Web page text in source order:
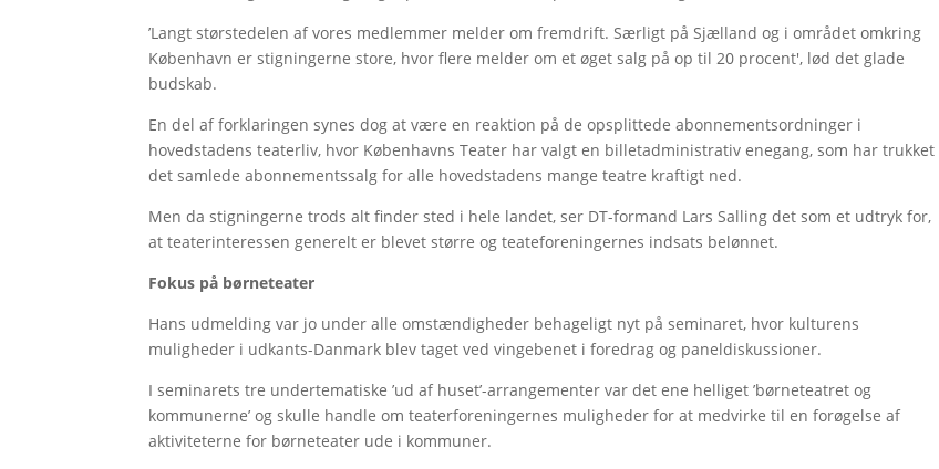
’Langt størstedelen af vores medlemmer melder om fremdrift. Særligt på Sjælland og i området omkring
København er stigningerne store, hvor flere melder om et øget salg på op til 20 procent', lød det glade
budskab.
En del af forklaringen synes dog at være en reaktion på de opsplittede abonnementsordninger i
hovedstadens teaterliv, hvor Københavns Teater har valgt en billetadministrativ enegang, som har trukket
det samlede abonnementssalg for alle hovedstadens mange teatre kraftigt ned.
Men da stigningerne trods alt finder sted i hele landet, ser DT-formand Lars Salling det som et udtryk for,
at teaterinteressen generelt er blevet større og teateforeningernes indsats belønnet.
Fokus på børneteater
Hans udmelding var jo under alle omstændigheder behageligt nyt på seminaret, hvor kulturens
muligheder i udkants-Danmark blev taget ved vingebenet i foredrag og paneldiskussioner.
I seminarets tre undertematiske ’ud af huset’-arrangementer var det ene helliget ’børneteatret og
kommunerne’ og skulle handle om teaterforeningernes muligheder for at medvirke til en forøgelse af
aktiviteterne for børneteater ude i kommuner.